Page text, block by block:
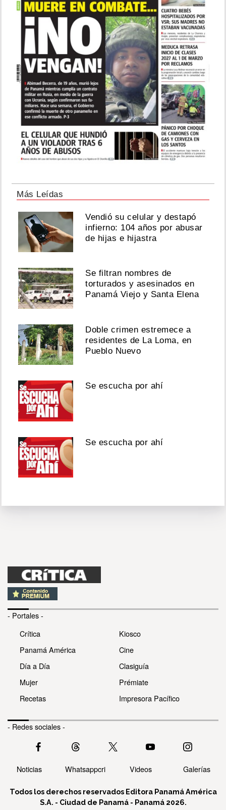
Más Leídas
Vendió su celular y destapó
infierno: 104 años por abusar
de hijas e hijastra
Se filtran nombres de
torturados y asesinados en
Panamá Viejo y Santa Elena
Doble crimen estremece a
residentes de La Loma, en
Pueblo Nuevo
Se escucha por ahí
Se escucha por ahí
- Portales -
Crítica
Panamá América
Día a Día
Mujer
Recetas
Kiosco
Cine
Clasiguía
Prémiate
Impresora Pacífico
- Redes sociales -
Noticias Whatsappcri Videos Galerías
Todos los derechos reservados Editora Panamá América
S.A. - Ciudad de Panamá - Panamá 2026.